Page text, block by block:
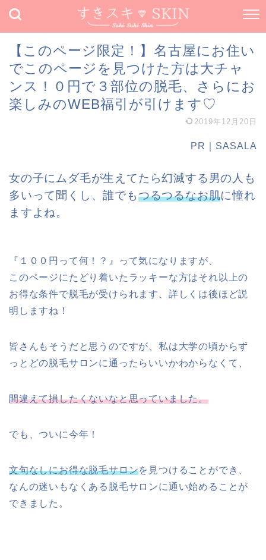
【このページ限定！】名古屋にお住い
でこのページを見つけた方は大チャ
ンス！０円で３部位の脱毛、さらにお
楽しみのWEB福引が引けます♡
2019年12月20日
PR｜SASALA
女の子にムダ毛が生えてたら幻滅する男の人も
多いって聞くし、誰でもつるつるなお肌に憧れ
ますよね。
『１００円って何！？』
って気になりますが、
このページにたどり着いたラッキーな方はそれ以上の
お得な条件で脱毛が受けられます、詳しくは後ほど説
明しますね！
皆さんもそうだと思うのですが、私は大学の頃からず
っとどの脱毛サロンに通ったらいいかわからなくて、
間違えて損したくないなと思っていました。
でも、ついに今年！
文句なしにお得な脱毛サロンを見つけることができ、
なんの迷いもなくある脱毛サロンに通い始めることが
できました。